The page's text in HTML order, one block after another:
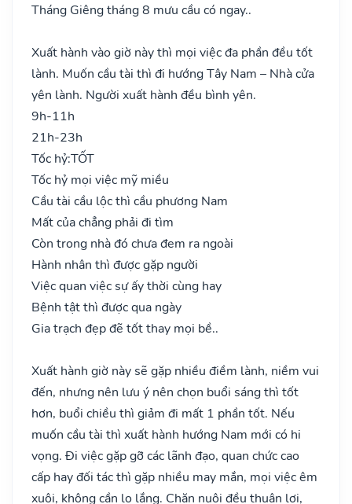
Tháng Giêng tháng 8 mưu cầu có ngay..
Xuất hành vào giờ này thì mọi việc đa phần đều tốt
lành. Muốn cầu tài thì đi hướng Tây Nam – Nhà cửa
yên lành. Người xuất hành đều bình yên.
9h-11h
21h-23h
Tốc hỷ:TỐT
Tốc hỷ mọi việc mỹ miều
Cầu tài cầu lộc thì cầu phương Nam
Mất của chẳng phải đi tìm
Còn trong nhà đó chưa đem ra ngoài
Hành nhân thì được gặp người
Việc quan việc sự ấy thời cùng hay
Bệnh tật thì được qua ngày
Gia trạch đẹp đẽ tốt thay mọi bề..
Xuất hành giờ này sẽ gặp nhiều điềm lành, niềm vui
đến, nhưng nên lưu ý nên chọn buổi sáng thì tốt
hơn, buổi chiều thì giảm đi mất 1 phần tốt. Nếu
muốn cầu tài thì xuất hành hướng Nam mới có hi
vọng. Đi việc gặp gỡ các lãnh đạo, quan chức cao
cấp hay đối tác thì gặp nhiều may mắn, mọi việc êm
xuôi, không cần lo lắng. Chăn nuôi đều thuận lợi,